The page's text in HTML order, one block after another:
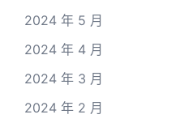
2024 年 5 月
2024 年 4 月
2024 年 3 月
2024 年 2 月